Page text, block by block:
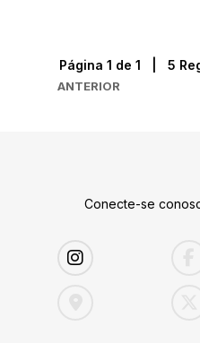
ANTERIOR
Página 1 de 1 | 5
Conecte-se